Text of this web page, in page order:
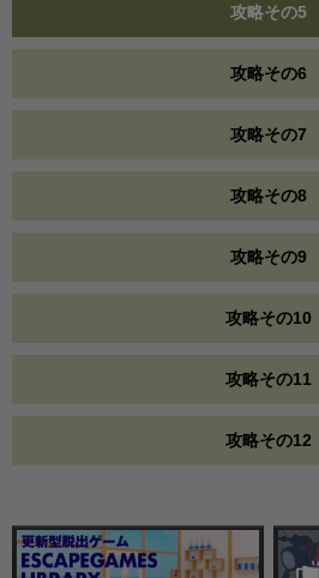
攻略その5
攻略その6
攻略その7
攻略その8
攻略その9
攻略その10
攻略その11
攻略その12